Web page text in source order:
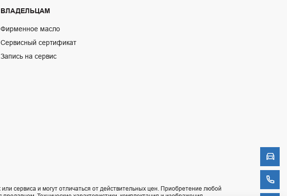
ВЛАДЕЛЬЦАМ
Фирменное масло
Сервисный сертификат
Запись на сервис
сервиса и могут отличаться от действительных цен. Приобретение любой